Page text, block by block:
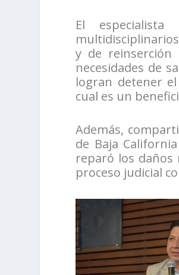
El
y de reinserción
necesidades de
logran detener
cual es un
Además,
de Baja
reparó los
proceso judicial